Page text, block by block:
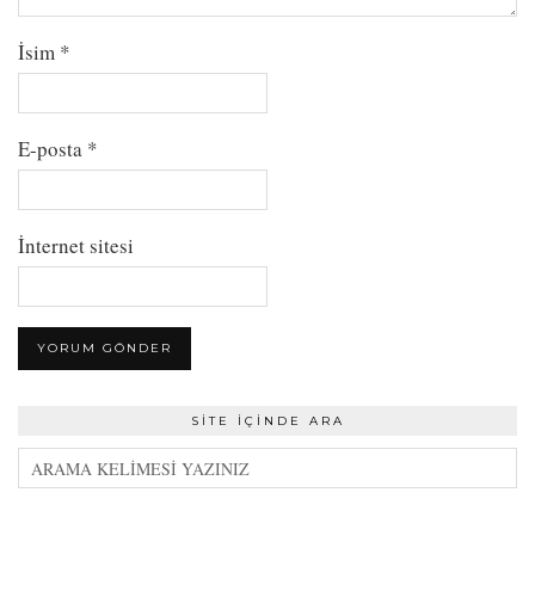
İsim *
E-posta *
İnternet sitesi
SITE İÇINDE ARA